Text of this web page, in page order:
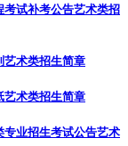
考试补考公告艺术类招
艺术类招生简章
艺术类招生简章
专业招生考试公告艺术